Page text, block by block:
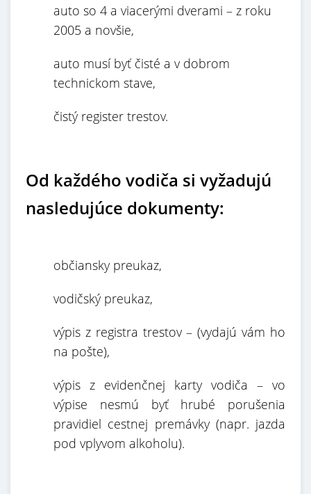
auto so 4 a viacerými dverami – z roku
2005 a novšie,
auto musí byť čisté a v dobrom
technickom stave,
čistý register trestov.
Od každého vodiča si vyžadujú
nasledujúce dokumenty:
občiansky preukaz,
vodičský preukaz,
výpis z registra trestov – (vydajú vám ho
na pošte),
výpis z evidenčnej karty vodiča – vo
výpise nesmú byť hrubé porušenia
pravidiel cestnej premávky (napr. jazda
pod vplyvom alkoholu).